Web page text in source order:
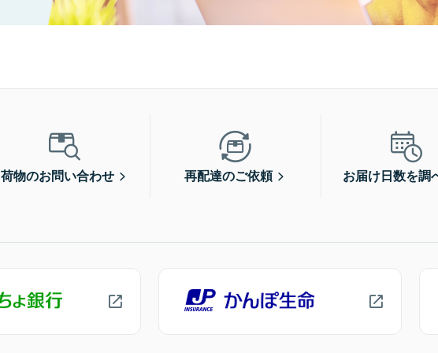
荷物のお問い合わせ 再配達のご依頼 お届け日数を調